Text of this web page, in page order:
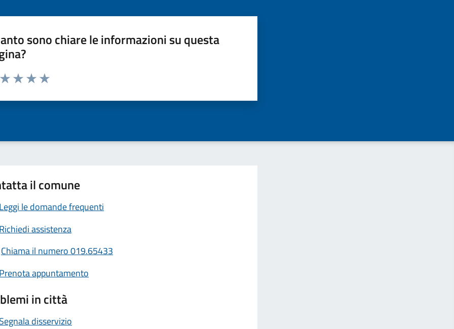
sono chiare le informazioni su questa
da 1 a 5 stelle la pagina
il comune
Leggi le domande frequenti
Richiedi assistenza
Chiama il numero 019.65433
Prenota appuntamento
in città
Segnala disservizio